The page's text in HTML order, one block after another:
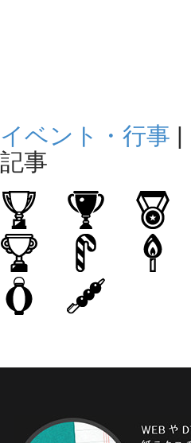
イベント・行事 |
記事